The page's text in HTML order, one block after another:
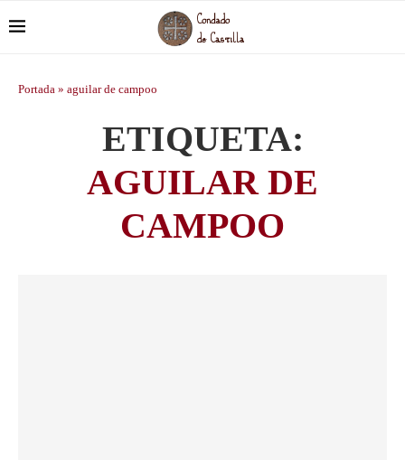
Portada » aguilar de campoo
ETIQUETA:
AGUILAR DE
CAMPOO